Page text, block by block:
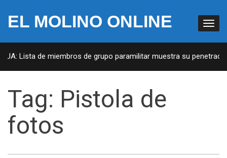
EL MOLINO ONLINE
Lista de miembros de grupo paramilitar muestra su
Tag: Pistola de
fotos